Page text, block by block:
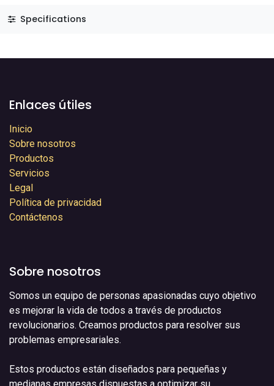
Specifications
Enlaces útiles
Inicio
Sobre nosotros
Productos
Servicios
Legal
Política de privacidad
Contáctenos
Sobre nosotros
Somos un equipo de personas apasionadas cuyo objetivo
es mejorar la vida de todos a través de productos
revolucionarios. Creamos productos para resolver sus
problemas empresariales.
Estos productos están diseñados para pequeñas y